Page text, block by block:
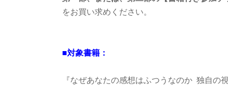
をお買い求めください。
■対象書籍：
『なぜあなたの感想はふつうなのか 独自の